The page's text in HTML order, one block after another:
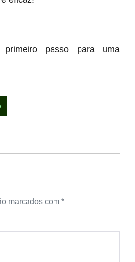
passo para uma
marcados com *